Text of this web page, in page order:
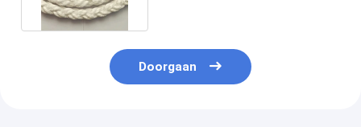
Doorgaan